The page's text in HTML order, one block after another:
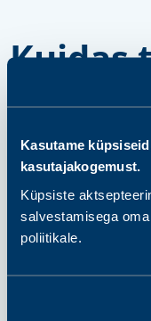
Kasutame
kasutajakogemust.
Küpsiste
salvestamisega
poliitikale.
Kuidas
samm 1
Vali ja
samm 2
Valmistu